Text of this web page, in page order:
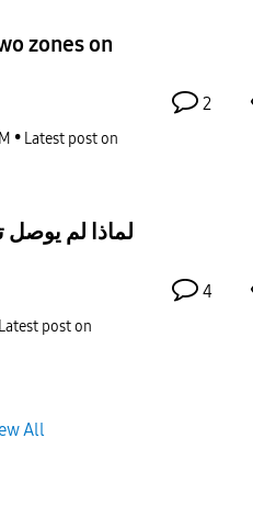
zones on
Latest post on
2
Latest post on
4
All